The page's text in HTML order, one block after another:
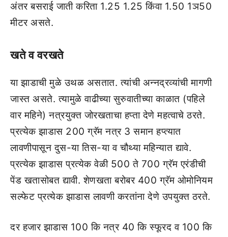
अंतर बसराई जाती करिता 1.25 1.25 किंवा 1.50 1ञ50
मीटर असते.
खते व वरखते
या झाडाची मुळे उथळ असतात. त्‍यांची अन्‍नद्रव्‍यांची मागणी
जास्‍त असते. त्‍यामुळे वाढीच्‍या सुरुवातीच्‍या काळात (पहिले
वार महिने) नत्रयुक्‍त जोरखताचा हप्‍ता देणे महत्‍वाचे ठरते.
प्रत्‍येक झाडास 200 ग्रॅम नत्र 3 समान हप्‍त्‍यात
लावणीपासून दुस-या तिस-या व चौथ्‍या महिन्‍यात द्यावे.
प्रत्‍येक झाडास प्रत्‍येक वेळी 500 ते 700 ग्रॅम एरंडीची
पेंड खतासोबत द्यावी. शेणखता बरोबर 400 ग्रॅम ओमोनियम
सल्‍फेट प्रत्‍येक झाडास लावणी करतांना देणे उपयुक्‍त ठरते.
दर हजार झाडास 100 कि नत्र 40 कि स्‍फूरद व 100 कि